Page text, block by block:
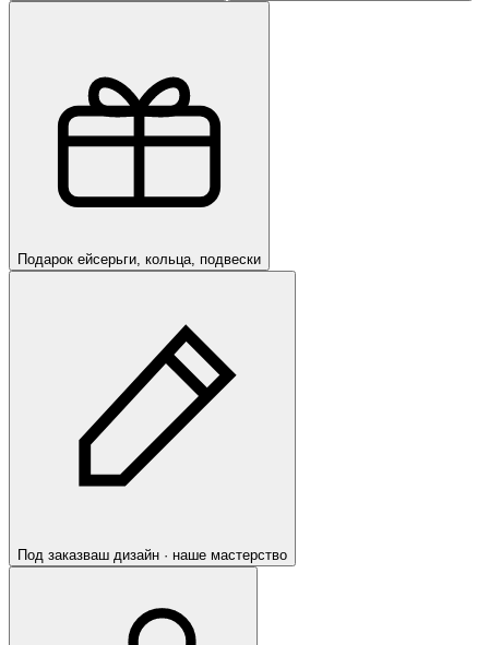
Подарок ейсерьги, кольца, подвески
Под заказваш дизайн · наше мастерство